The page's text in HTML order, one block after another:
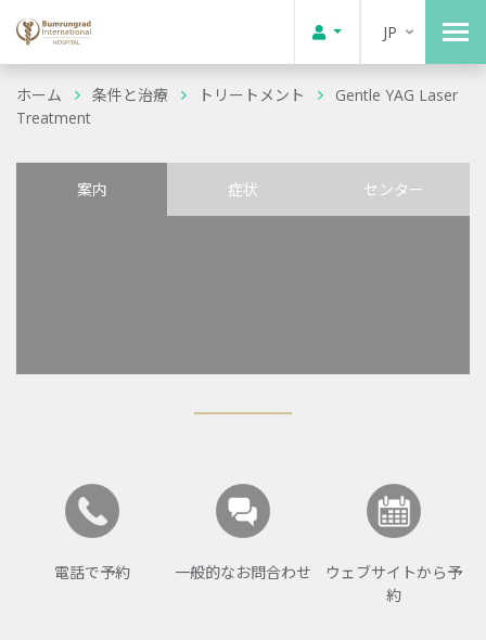
JP
ホーム 条件と治療 トリートメント
Gentle YAG Laser
Treatment
案内 症状 センター
電話で予約 一般的なお問合わせ
ウェブサイトから予
約